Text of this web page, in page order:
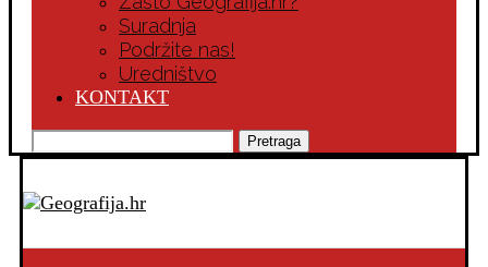
Suradnja
Podržite nas!
Uredništvo
KONTAKT
Pretraga